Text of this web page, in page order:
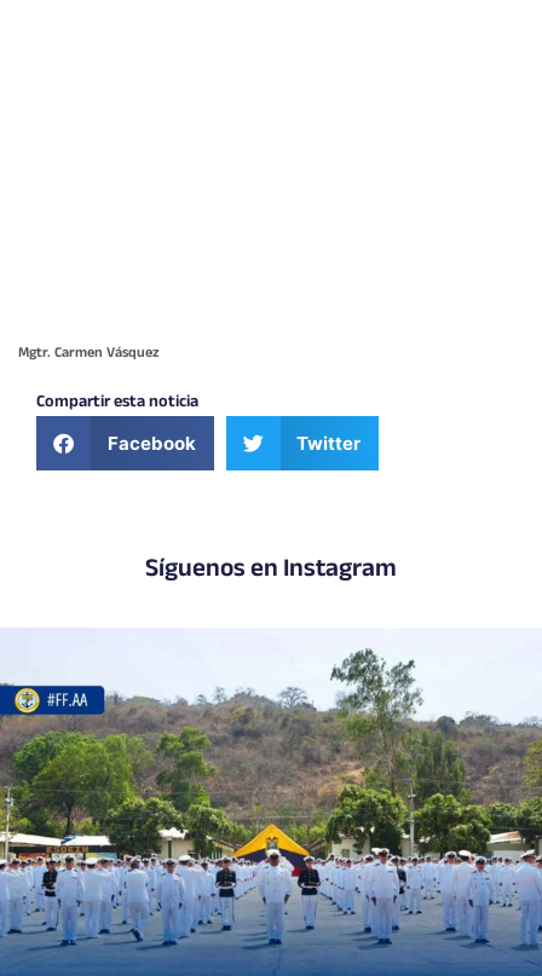
Mgtr. Carmen Vásquez
Compartir esta noticia
Facebook Twitter
Síguenos en Instagram